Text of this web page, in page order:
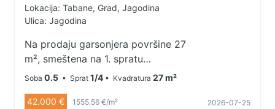
Lokacija: Tabane, Grad, Jagodina
Ulica: Jagodina
Na prodaju garsonjera površine 27
m², smeštena na 1. spratu
stambene zgrade, na odličnoj
Pedagoškog fakulteta. Stan je
Soba 0.5 • Sprat 1/4 • Kvadratura 27 m²
42.000 € 1555.56 €/m² 2026-07-25